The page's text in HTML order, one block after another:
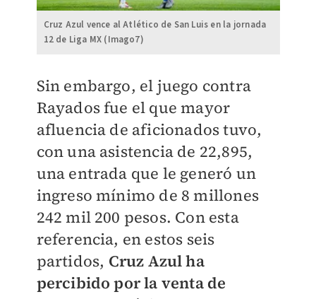
Cruz Azul vence al Atlético de San Luis en la jornada
12 de Liga MX (Imago7)
Sin embargo, el juego contra
Rayados fue el que mayor
afluencia de aficionados tuvo,
con una asistencia de 22,895,
una entrada que le generó un
ingreso mínimo de 8 millones
242 mil 200 pesos. Con esta
referencia, en estos seis
partidos, Cruz Azul ha
percibido por la venta de